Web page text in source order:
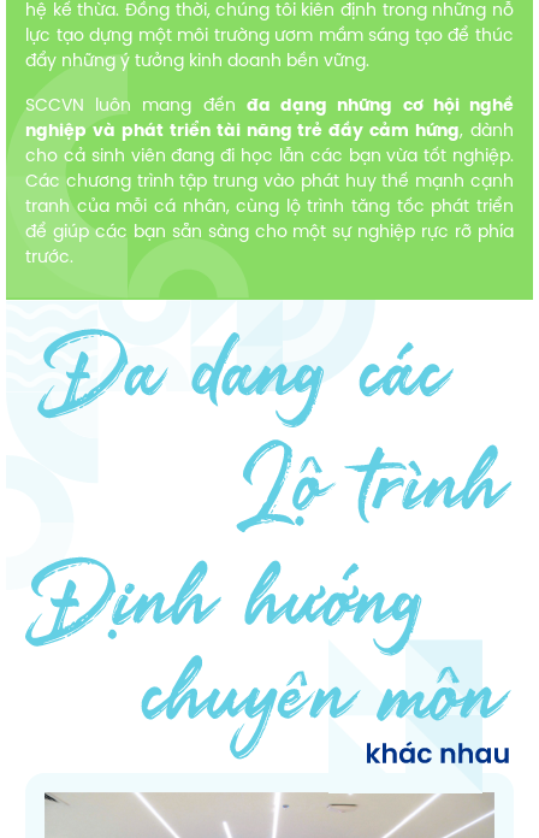
hệ kế thừa. Đồng thời, chúng tôi kiên định trong những nỗ
lực tạo dựng một môi trường ươm mầm sáng tạo để thúc
đẩy những ý tưởng kinh doanh bền vững.
SCCVN luôn mang đến đa dạng những cơ hội nghề
nghiệp và phát triển tài năng trẻ đầy cảm hứng, dành
cho cả sinh viên đang đi học lẫn các bạn vừa tốt nghiệp.
Các chương trình tập trung vào phát huy thế mạnh cạnh
tranh của mỗi cá nhân, cùng lộ trình tăng tốc phát triển
để giúp các bạn sẵn sàng cho một sự nghiệp rực rỡ phía
trước.